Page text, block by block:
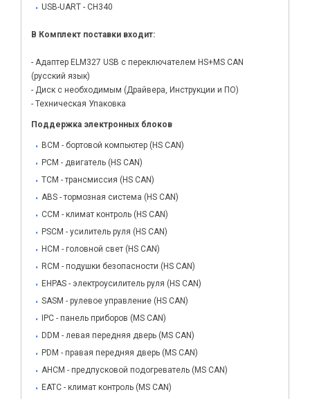
USB-UART - CH340
В Комплект поставки входит:
- Адаптер ELM327 USB с переключателем HS+MS CAN
(русский язык)
- Диск с необходимым (Драйвера, Инструкции и ПО)
- Техническая Упаковка
Поддержка электронных блоков
BCM - бортовой компьютер (HS CAN)
PCM - двигатель (HS CAN)
TCM - трансмиссия (HS CAN)
ABS - тормозная система (HS CAN)
CCM - климат контроль (HS CAN)
PSCM - усилитель руля (HS CAN)
HCM - головной свет (HS CAN)
RCM - подушки безопасности (HS CAN)
EHPAS - электроусилитель руля (HS CAN)
SASM - рулевое управление (HS CAN)
IPC - панель приборов (MS CAN)
DDM - левая передняя дверь (MS CAN)
PDM - правая передняя дверь (MS CAN)
AHCM - предпусковой подогреватель (MS CAN)
EATC - климат контроль (MS CAN)